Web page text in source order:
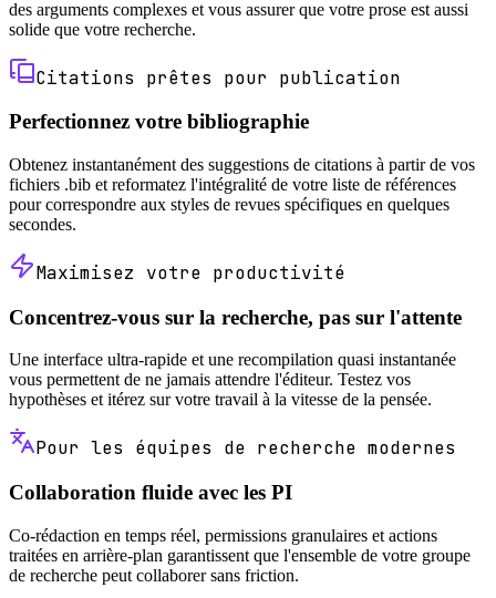
des arguments complexes et vous assurer que votre prose est aussi
solide que votre recherche.
Citations prêtes pour publication
Perfectionnez votre bibliographie
Obtenez instantanément des suggestions de citations à partir de vos
fichiers .bib et reformatez l'intégralité de votre liste de références
pour correspondre aux styles de revues spécifiques en quelques
secondes.
Maximisez votre productivité
Concentrez-vous sur la recherche, pas sur l'attente
Une interface ultra-rapide et une recompilation quasi instantanée
vous permettent de ne jamais attendre l'éditeur. Testez vos
hypothèses et itérez sur votre travail à la vitesse de la pensée.
Pour les équipes de recherche modernes
Collaboration fluide avec les PI
Co-rédaction en temps réel, permissions granulaires et actions
traitées en arrière-plan garantissent que l'ensemble de votre groupe
de recherche peut collaborer sans friction.